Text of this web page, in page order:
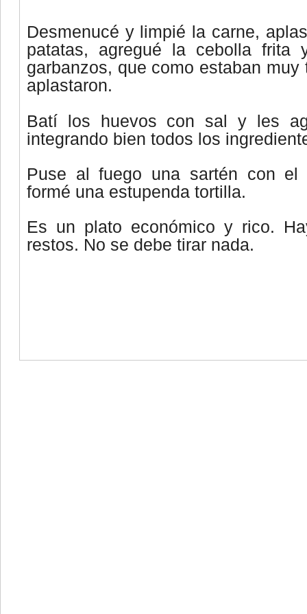
Desmenucé y limpié la carne,
patatas, agregué la cebolla frita
garbanzos, que como estaban
aplastaron.
Batí los huevos con sal y les
integrando bien todos los
Puse al fuego una sartén con
formé una estupenda tortilla.
Es un plato económico y rico.
restos. No se debe tirar nada.